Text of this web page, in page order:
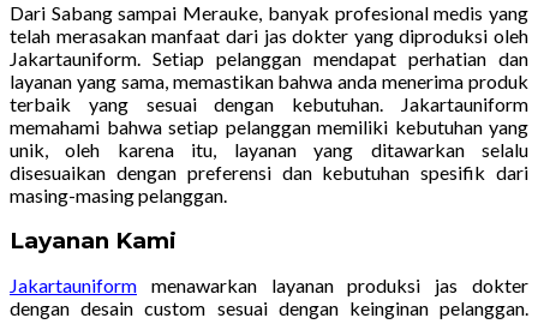
Dari Sabang sampai Merauke, banyak profesional medis yang
telah merasakan manfaat dari jas dokter yang diproduksi oleh
Jakartauniform. Setiap pelanggan mendapat perhatian dan
layanan yang sama, memastikan bahwa anda menerima produk
terbaik yang sesuai dengan kebutuhan. Jakartauniform
memahami bahwa setiap pelanggan memiliki kebutuhan yang
unik, oleh karena itu, layanan yang ditawarkan selalu
disesuaikan dengan preferensi dan kebutuhan spesifik dari
masing-masing pelanggan.
Layanan Kami
Jakartauniform menawarkan layanan produksi jas dokter
dengan desain custom sesuai dengan keinginan pelanggan.